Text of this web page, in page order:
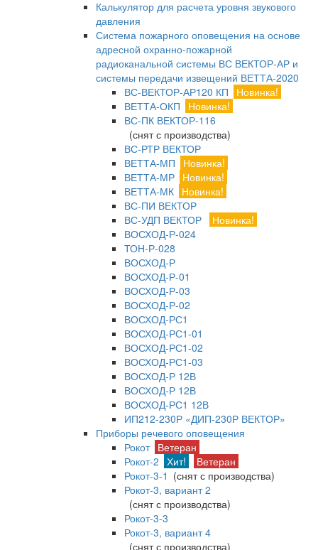
Калькулятор для расчета уровня звукового
давления
Система пожарного оповещения на основе
адресной охранно-пожарной
радиоканальной системы ВС ВЕКТОР-АР и
системы передачи извещений ВЕТТА-2020
ВС-ВЕКТОР-АР120 КП
Новинка!
ВЕТТА-ОКП
Новинка!
ВС-ПК ВЕКТОР-116
(снят с производства)
ВС-РТР ВЕКТОР
ВЕТТА-МП
Новинка!
ВЕТТА-МР Новинка!
ВЕТТА-МК Новинка!
ВС-ПИ ВЕКТОР
ВС-УДП ВЕКТОР
Новинка!
ВОСХОД-Р-024
ТОН-Р-028
ВОСХОД-Р
ВОСХОД-Р-01
ВОСХОД-Р-03
ВОСХОД-Р-02
ВОСХОД-РС1
ВОСХОД-РС1-01
ВОСХОД-РС1-02
ВОСХОД-РС1-03
ВОСХОД-Р 12В
ВОСХОД-Р 12В
ВОСХОД-РС1 12В
ИП212-230Р «ДИП-230Р ВЕКТОР»
Приборы речевого оповещения
Рокот Ветеран
Рокот-2 Хит!
Ветеран
Рокот-3-1 (снят с производства)
Рокот-3, вариант 2
(снят с производства)
Рокот-3-3
Рокот-3, вариант 4
(снят с производства)